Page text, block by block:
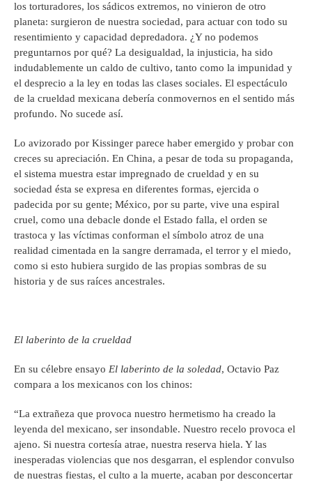
los torturadores, los sádicos extremos, no vinieron de otro
planeta: surgieron de nuestra sociedad, para actuar con todo su
resentimiento y capacidad depredadora. ¿Y no podemos
preguntarnos por qué? La desigualdad, la injusticia, ha sido
indudablemente un caldo de cultivo, tanto como la impunidad y
el desprecio a la ley en todas las clases sociales. El espectáculo
de la crueldad mexicana debería conmovernos en el sentido más
profundo. No sucede así.
Lo avizorado por Kissinger parece haber emergido y probar con
creces su apreciación. En China, a pesar de toda su propaganda,
el sistema muestra estar impregnado de crueldad y en su
sociedad ésta se expresa en diferentes formas, ejercida o
padecida por su gente; México, por su parte, vive una espiral
cruel, como una debacle donde el Estado falla, el orden se
trastoca y las víctimas conforman el símbolo atroz de una
realidad cimentada en la sangre derramada, el terror y el miedo,
como si esto hubiera surgido de las propias sombras de su
historia y de sus raíces ancestrales.
El laberinto de la crueldad
En su célebre ensayo El laberinto de la soledad, Octavio Paz
compara a los mexicanos con los chinos:
“La extrañeza que provoca nuestro hermetismo ha creado la
leyenda del mexicano, ser insondable. Nuestro recelo provoca el
ajeno. Si nuestra cortesía atrae, nuestra reserva hiela. Y las
inesperadas violencias que nos desgarran, el esplendor convulso
de nuestras fiestas, el culto a la muerte, acaban por desconcertar